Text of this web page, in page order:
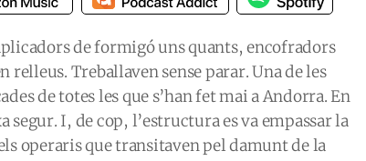
de formigó uns quants, encofradors
relleus. Treballaven sense parar. Una de les
de totes les que s’han fet mai a Andorra. En
I, de cop, l’estructura es va empassar la
operaris que transitaven pel damunt de la